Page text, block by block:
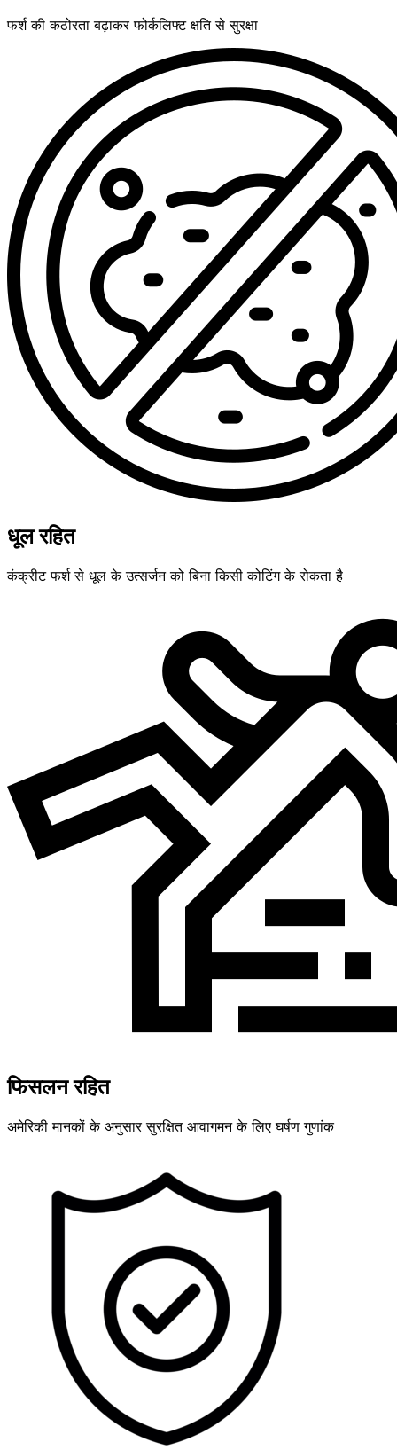
फर्श की कठोरता बढ़ाकर फोर्कलिफ्ट क्षति से सुरक्षा
धूल रहित
कंक्रीट फर्श से धूल के उत्सर्जन को बिना किसी कोटिंग के रोकता है
फिसलन रहित
अमेरिकी मानकों के अनुसार सुरक्षित आवागमन के लिए घर्षण गुणांक